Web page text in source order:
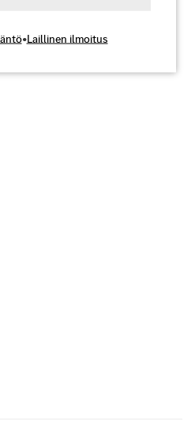
•Laillinen ilmoitus